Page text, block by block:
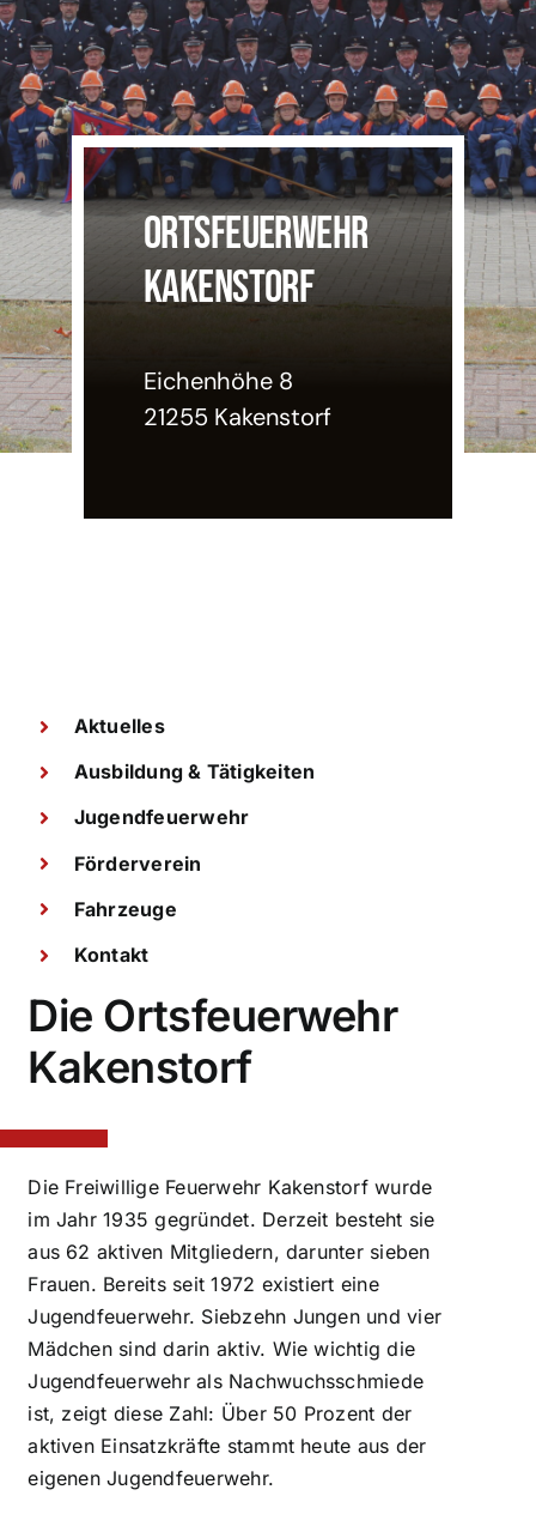
Einsatzticker
ORTSFEUERWEHR
KAKENSTORF
Eichenhöhe 8
21255 Kakenstorf
Aktuelles
Ausbildung & Tätigkeiten
Jugendfeuerwehr
Förderverein
Fahrzeuge
Kontakt
Die Ortsfeuerwehr
Kakenstorf
Die Freiwillige Feuerwehr Kakenstorf wurde
im Jahr 1935 gegründet. Derzeit besteht sie
aus 62 aktiven Mitgliedern, darunter sieben
Frauen. Bereits seit 1972 existiert eine
Jugendfeuerwehr. Siebzehn Jungen und vier
Mädchen sind darin aktiv. Wie wichtig die
Jugendfeuerwehr als Nachwuchsschmiede
ist, zeigt diese Zahl: Über 50 Prozent der
aktiven Einsatzkräfte stammt heute aus der
eigenen Jugendfeuerwehr.